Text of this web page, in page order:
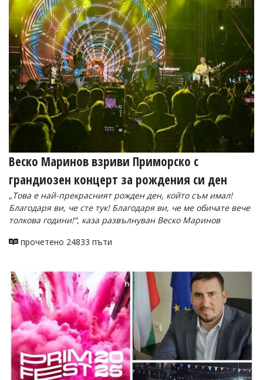
Веско Маринов взриви Приморско с
грандиозен концерт за рождения си ден
„Това е най-прекрасният рожден ден, който съм имал!
Благодаря ви, че сте тук! Благодаря ви, че ме обичате вече
толкова години!“, каза развълнуван Веско Маринов
прочетено 24833 пъти